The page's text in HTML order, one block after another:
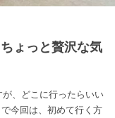
ょっと贅沢な気
、どこに行ったらいい
今回は、初めて行く方